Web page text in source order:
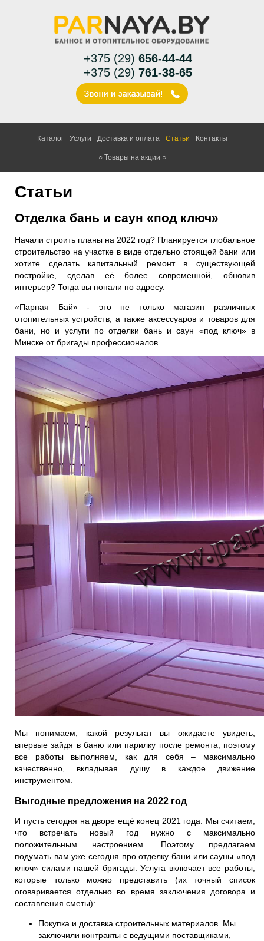
+375 (29) 656-44-44
+375 (29) 761-38-65
Каталог Услуги Доставка и оплата Статьи Контакты
○ Товары на акции ○
Статьи
Отделка бань и саун «под ключ»
Начали строить планы на 2022 год? Планируется глобальное
строительство на участке в виде отдельно стоящей бани или
хотите сделать капитальный ремонт в существующей
постройке, сделав её более современной, обновив
интерьер? Тогда вы попали по адресу.
«Парная Бай»- это не только магазин различных
отопительных устройств, а также аксессуаров и товаров для
бани, но и услуги по отделки бань и саун «под ключ» в
Минске от бригады профессионалов.
Мы понимаем, какой результат вы ожидаете увидеть,
впервые зайдя в баню или парилку после ремонта, поэтому
все работы выполняем, как для себя – максимально
качественно, вкладывая душу в каждое движение
инструментом.
Выгодные предложения на 2022 год
И пусть сегодня на дворе ещё конец 2021 года. Мы считаем,
что встречать новый год нужно с максимально
положительным настроением. Поэтому предлагаем
подумать вам уже сегодня про отделку бани или сауны «под
ключ» силами нашей бригады. Услуга включает все работы,
которые только можно представить (их точный список
оговаривается отдельно во время заключения договора и
составления сметы):
Покупка и доставка строительных материалов. Мы
заключили контракты с ведущими поставщиками,